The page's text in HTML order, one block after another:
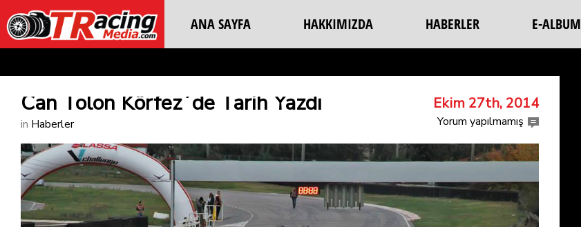
ANA SAYFA HAKKIMIZDA HABERLER E-ALBUM
Ekim 27th, 2014
Yorum yapılmamış
Can Tolon Körfez´de Tarih Yazdı
in Haberler